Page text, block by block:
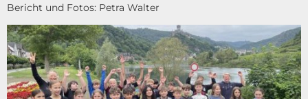
Bericht und Fotos: Petra Walter